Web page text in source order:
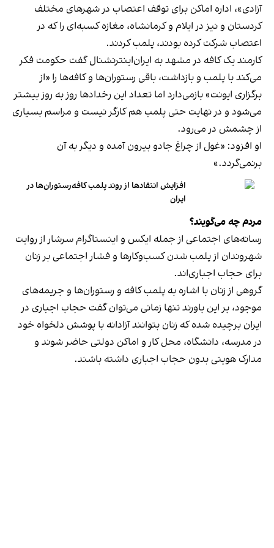
آزادی»، اداره اماکن برای توقف اعتصاب در شهرهای مختلف
کردستان و نیز در ایلام و کرمانشاه، مغازه کسبه‌ای را که در
اعتصاب شرکت کرده بودند، پلمب کردند.
کارمند یک کافه در مشهد به ایران‌اینترنشنال گفت حکومت فکر
می‌کند با پلمب و بازداشت، باقی رستوران‌ها و کافه‌ها را «از
برگزاری ایونت» بازمی‌دارد اما تعداد این رخدادها روز به روز بیشتر
می‌شود و در نهایت حتی پلمب هم کارگر نیست و مراسم بسیاری
از چشمش در می‌رود.
او افزود: «غول از چراغ جادو بیرون آمده و دیگر به آن
برنمی‎‌گردد.»
افزایش انتقادها از روند پلمب کافه‌رستوران‌ها در
ایران
مردم چه می‌گویند؟
رسانه‎‌های اجتماعی از جمله ایکس و اینستاگرام سرشار از روایت
شهروندان از پلمب شدن کسب‌وکارها و فشار اجتماعی بر زنان
برای حجاب اجباری‌اند.
گروهی از زنان با اشاره به پلمب کافه و رستوران‌ها و جریمه‌های
موجود، بر این باورند تنها زمانی می‌توان گفت حجاب اجباری در
ایران برچیده شده که زنان بتوانند آزادانه با پوشش دلخواه خود
در مدرسه، دانشگاه، محل کار و اماکن دولتی حاضر شوند و
مدارک هویتی بدون حجاب اجباری داشته باشند.